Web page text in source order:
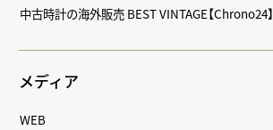
中古時計の海外販売 BEST VINTAGE【Chrono24】
メディア
WEB